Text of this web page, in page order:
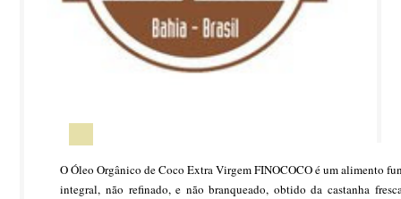
O Óleo Orgânico de Coco Extra Virgem FINOCOCO é um alimento
integral, não refinado, e não branqueado, obtido da castanha